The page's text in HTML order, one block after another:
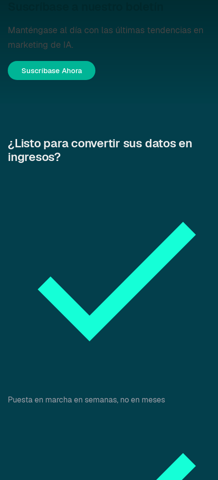
Manténgase al día con las últimas tendencias en
marketing de IA.
Suscríbase Ahora
¿Listo para convertir sus datos en
ingresos?
Puesta en marcha en semanas, no en meses